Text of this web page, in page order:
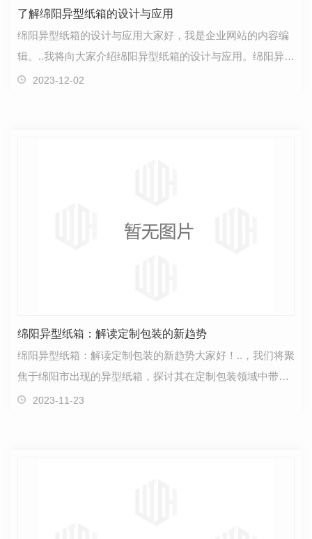
了解绵阳异型纸箱的设计与应用
绵阳异型纸箱的设计与应用大家好，我是企业网站的内容编
辑。..我将向大家介绍绵阳异型纸箱的设计与应用。绵阳异型
纸箱是一种创新的包装解决方案，广泛应用于各行各…
2023-12-02
绵阳异型纸箱：解读定制包装的新趋势
绵阳异型纸箱：解读定制包装的新趋势大家好！..，我们将聚
焦于绵阳市出现的异型纸箱，探讨其在定制包装领域中带来
的新趋势。定制包装作为一种个性化需求的回应，正…
2023-11-23